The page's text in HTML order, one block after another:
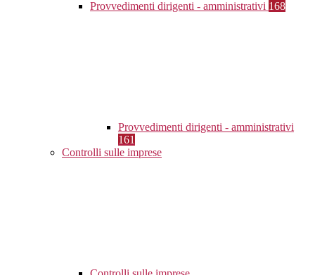
Provvedimenti dirigenti - amministrativi 168
Provvedimenti dirigenti - amministrativi
161
Controlli sulle imprese